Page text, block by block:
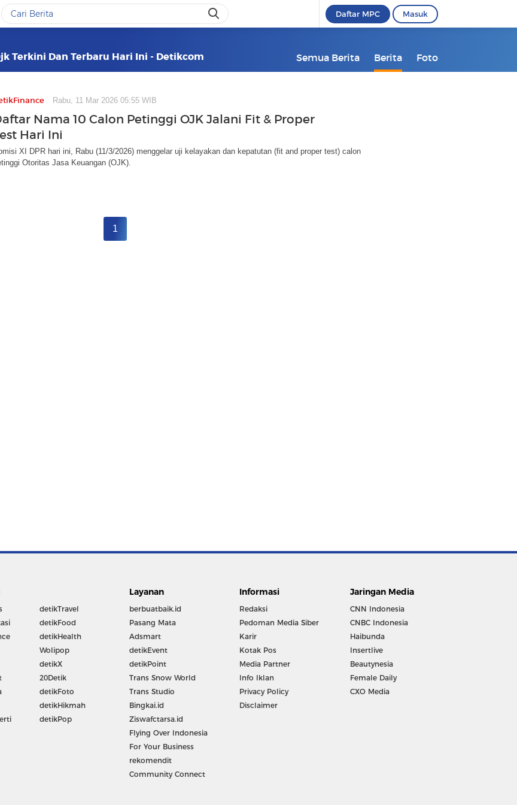
Daftar MPC Masuk
Terkini Dan Terbaru Hari Ini - Detikcom Semua Berita Berita Foto
Rabu, 11 Mar 2026 05:55 WIB
Nama 10 Calon Petinggi OJK Jalani Fit & Proper
Hari Ini
XI DPR hari ini, Rabu (11/3/2026) menggelar uji kelayakan dan kepatutan (fit and proper test) calon
Otoritas Jasa Keuangan (OJK).
1
detikTravel
detikFood
detikHealth
Wolipop
detikX
20Detik
detikFoto
detikHikmah
detikPop
Layanan
berbuatbaik.id
Pasang Mata
Adsmart
detikEvent
detikPoint
Trans Snow World
Trans Studio
Bingkai.id
Ziswafctarsa.id
Flying Over Indonesia
For Your Business
rekomendit
Community Connect
Informasi
Redaksi
Pedoman Media Siber
Karir
Kotak Pos
Media Partner
Info Iklan
Privacy Policy
Disclaimer
Jaringan Media
CNN Indonesia
CNBC Indonesia
Haibunda
Insertlive
Beautynesia
Female Daily
CXO Media